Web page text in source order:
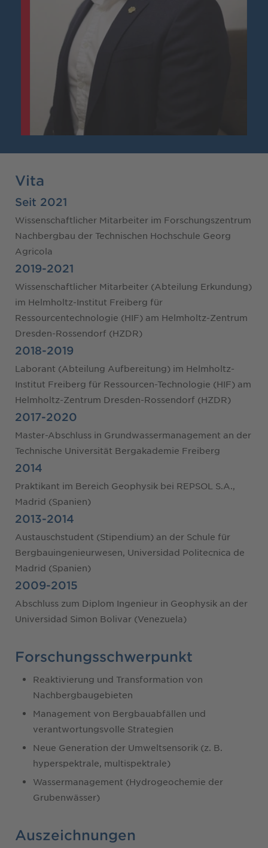
Vita
Seit 2021
Wissenschaftlicher Mitarbeiter im Forschungszentrum
Nachbergbau der Technischen Hochschule Georg
Agricola
2019-2021
Wissenschaftlicher Mitarbeiter (Abteilung Erkundung)
im Helmholtz-Institut Freiberg für
Ressourcentechnologie (HIF) am Helmholtz-Zentrum
Dresden-Rossendorf (HZDR)
2018-2019
Laborant (Abteilung Aufbereitung) im Helmholtz-
Institut Freiberg für Ressourcen-Technologie (HIF) am
Helmholtz-Zentrum Dresden-Rossendorf (HZDR)
2017-2020
Master-Abschluss in Grundwassermanagement an der
Technische Universität Bergakademie Freiberg
2014
Praktikant im Bereich Geophysik bei REPSOL S.A.,
Madrid (Spanien)
2013-2014
Austauschstudent (Stipendium) an der Schule für
Bergbauingenieurwesen, Universidad Politecnica de
Madrid (Spanien)
2009-2015
Abschluss zum Diplom Ingenieur in Geophysik an der
Universidad Simon Bolivar (Venezuela)
Forschungsschwerpunkt
Reaktivierung und Transformation von
Nachbergbaugebieten
Management von Bergbauabfällen und
verantwortungsvolle Strategien
Neue Generation der Umweltsensorik (z. B.
hyperspektrale, multispektrale)
Wassermanagement (Hydrogeochemie der
Grubenwässer)
Auszeichnungen